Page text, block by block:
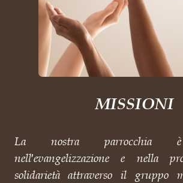
MISSIONI
La nostra parrocchia è
nell′evangelizzazione e nella
solidarietà attraverso il gruppo